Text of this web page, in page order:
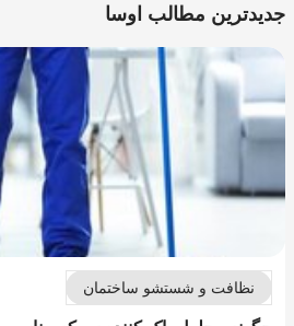
جدیدترین مطالب اوسا
نظافت و شستشو ساختمان